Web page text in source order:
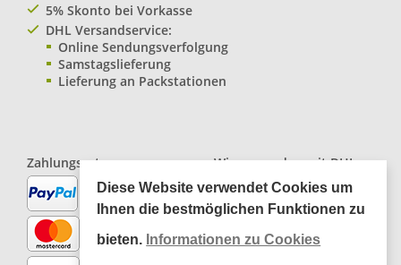
5% Skonto bei Vorkasse
DHL Versandservice:
Online Sendungsverfolgung
Samstagslieferung
Lieferung an Packstationen
Zahlungsarten: Wir versenden mitDHL
Paketservice
Diese Website verwendet Cookies um
Ihnen die bestmöglichen Funktionen zu
bieten. Informationen zu Cookies